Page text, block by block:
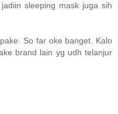
sleeping mask juga sih
So far oke banget. Kalo
brand lain yg udh telanjur